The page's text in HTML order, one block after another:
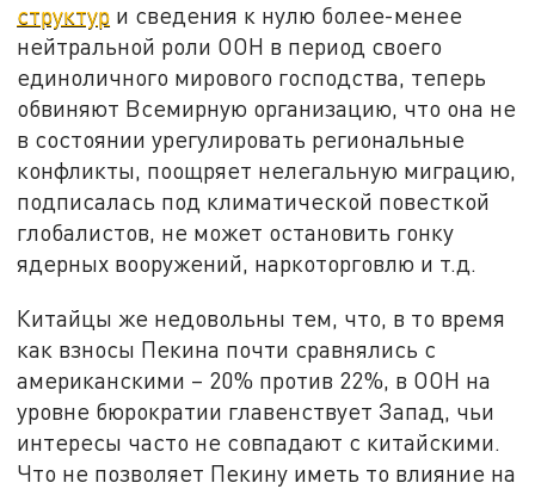
структур и сведения к нулю более-менее
нейтральной роли ООН в период своего
единоличного мирового господства, теперь
обвиняют Всемирную организацию, что она не
в состоянии урегулировать региональные
конфликты, поощряет нелегальную миграцию,
подписалась под климатической повесткой
глобалистов, не может остановить гонку
ядерных вооружений, наркоторговлю и т.д.
Китайцы же недовольны тем, что, в то время
как взносы Пекина почти сравнялись с
американскими – 20% против 22%, в ООН на
уровне бюрократии главенствует Запад, чьи
интересы часто не совпадают с китайскими.
Что не позволяет Пекину иметь то влияние на